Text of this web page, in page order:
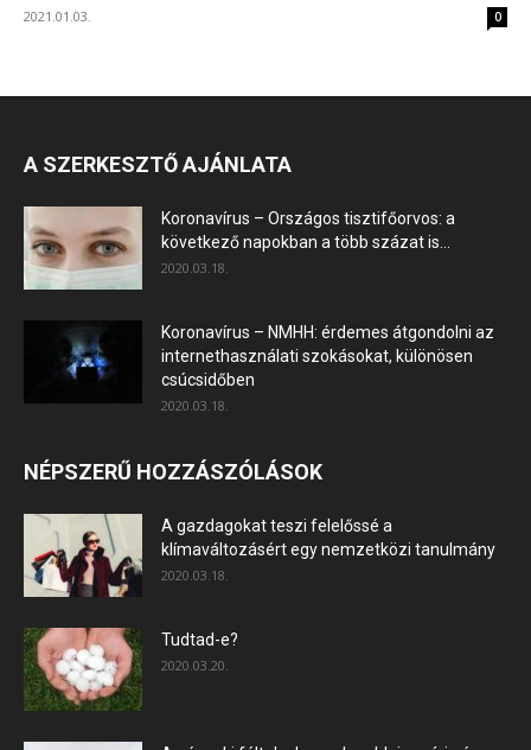
2021.01.03. 0
A SZERKESZTŐ AJÁNLATA
Koronavírus – Országos tisztifőorvos: a
következő napokban a több százat is...
2020.03.18.
Koronavírus – NMHH: érdemes átgondolni az
internethasználati szokásokat, különösen
csúcsidőben
2020.03.18.
NÉPSZERŰ HOZZÁSZÓLÁSOK
A gazdagokat teszi felelőssé a
klímaváltozásért egy nemzetközi tanulmány
2020.03.18.
Tudtad-e?
2020.03.20.